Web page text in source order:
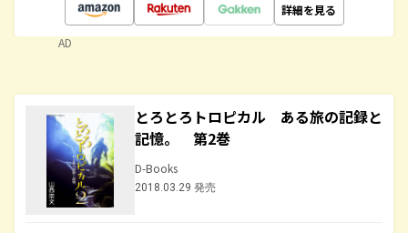
詳細を見る
AD
とろとろトロピカル ある旅の記録と
記憶。 第2巻
D-Books
2018.03.29 発売